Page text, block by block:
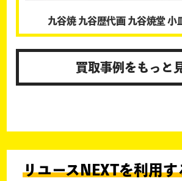
九谷焼 九谷歴代画 九谷焼堂 小
買取事例をもっと
リユースNEXTを利用